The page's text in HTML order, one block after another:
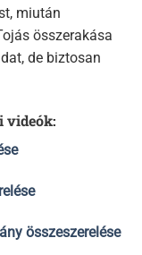
miután
összerakása
de biztosan
videók:
összeszerelése